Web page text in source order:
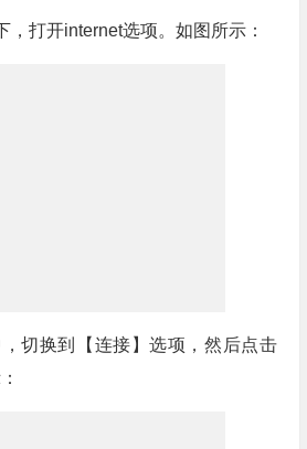
，打开internet选项。如图所示：
切换到【连接】选项，然后点击